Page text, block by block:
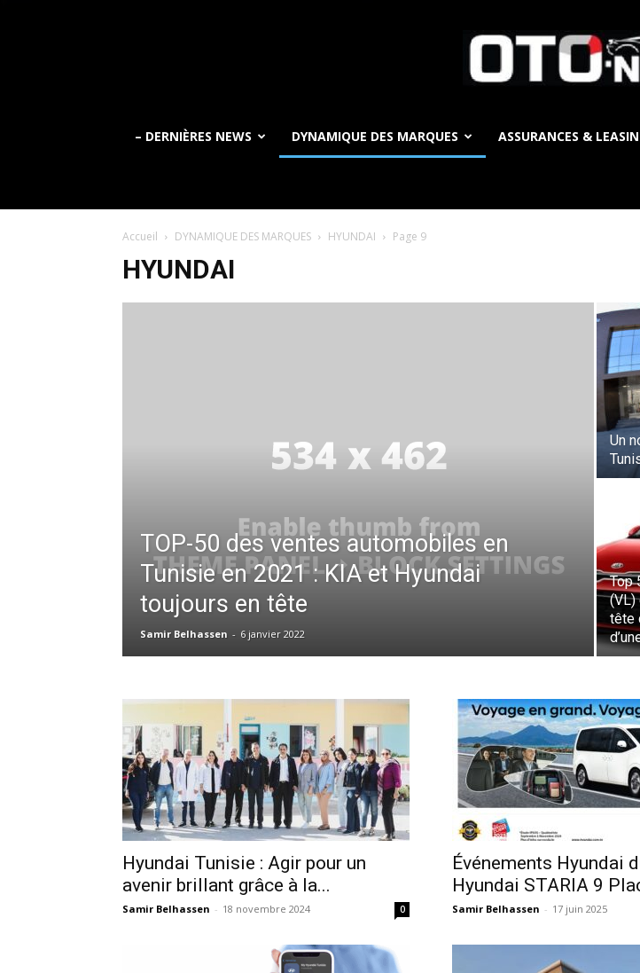
OTO
– DERNIÈRES NEWS DYNAMIQUE DES MARQUES ASSURANCES &
Accueil DYNAMIQUE DES MARQUES HYUNDAI Page 9
HYUNDAI
TOP-50 des ventes automobiles en
Tunisie en 2021 : KIA et Hyundai
toujours en tête
Samir Belhassen - 6 janvier 2022
Un
Top
(VL)
tête
Hyundai Tunisie : Agir pour un
avenir brillant grâce à la...
Samir Belhassen - 18 novembre 2024 0
Événements Hyundai
Hyundai STARIA 9
Samir Belhassen - 17 juin 2025